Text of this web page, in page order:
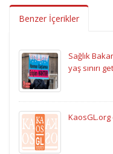
Benzer İçerikler
Sağlık
yaş sınırı